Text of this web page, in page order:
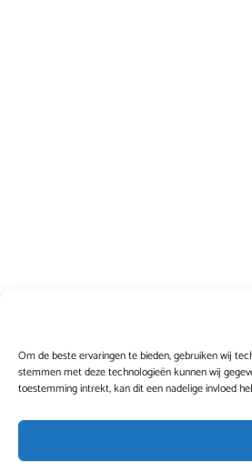
Om de beste ervaringen te bieden, gebruiken wij
stemmen met deze technologieën kunnen wij
toestemming intrekt, kan dit een nadelige invloed